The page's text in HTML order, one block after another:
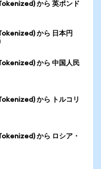
から 英ポンド
から 日本円
から 中国人民
から トルコリ
から ロシア・